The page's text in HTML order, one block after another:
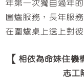
年第一次獨自過年
圍爐服務，長年服
在圍爐桌上送上對
【相依為命妹住
志工